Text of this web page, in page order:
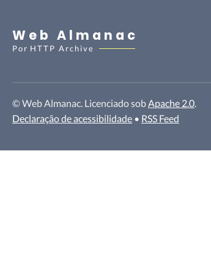
Web Almanac
Por HTTP Archive
© Web Almanac. Licenciado sobApache 2.0.
Declaração de acessibilidade • RSS Feed